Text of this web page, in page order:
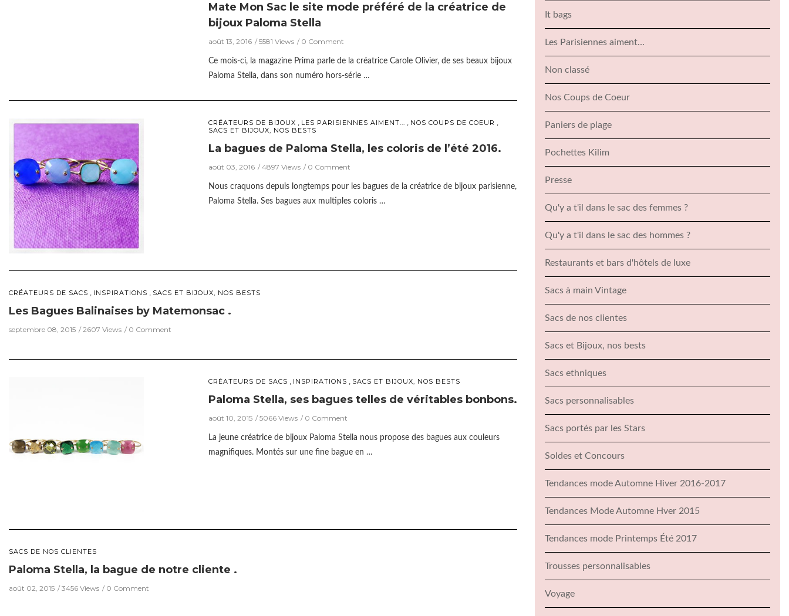
Mate Mon Sac le site mode préféré de la créatrice de
bijoux Paloma Stella
août 13, 2016 5581 Views 0 Comment
Ce mois-ci, la magazine Prima parle de la créatrice Carole Olivier, de ses beaux bijoux
Paloma Stella, dans son numéro hors-série …
CRÉATEURS DE BIJOUX LES PARISIENNES AIMENT... NOS COUPS DE COEUR
SACS ET BIJOUX, NOS BESTS
La bagues de Paloma Stella, les coloris de l’été 2016.
août 03, 2016 4897 Views 0 Comment
Nous craquons depuis longtemps pour les bagues de la créatrice de bijoux parisienne,
Paloma Stella. Ses bagues aux multiples coloris …
CRÉATEURS DE SACS INSPIRATIONS SACS ET BIJOUX, NOS BESTS
Les Bagues Balinaises by Matemonsac .
septembre 08, 2015 2607 Views 0 Comment
CRÉATEURS DE SACS INSPIRATIONS SACS ET BIJOUX, NOS BESTS
Paloma Stella, ses bagues telles de véritables bonbons.
août 10, 2015 5066 Views 0 Comment
La jeune créatrice de bijoux Paloma Stella nous propose des bagues aux couleurs
magnifiques. Montés sur une fine bague en …
SACS DE NOS CLIENTES
Paloma Stella, la bague de notre cliente .
août 02, 2015 3456 Views 0 Comment
It bags
Les Parisiennes aiment…
Non classé
Nos Coups de Coeur
Paniers de plage
Pochettes Kilim
Presse
Qu'y a t'il dans le sac des femmes ?
Qu'y a t'il dans le sac des hommes ?
Restaurants et bars d'hôtels de luxe
Sacs à main Vintage
Sacs de nos clientes
Sacs et Bijoux, nos bests
Sacs ethniques
Sacs personnalisables
Sacs portés par les Stars
Soldes et Concours
Tendances mode Automne Hiver 2016-2017
Tendances Mode Automne Hver 2015
Tendances mode Printemps Été 2017
Trousses personnalisables
Voyage